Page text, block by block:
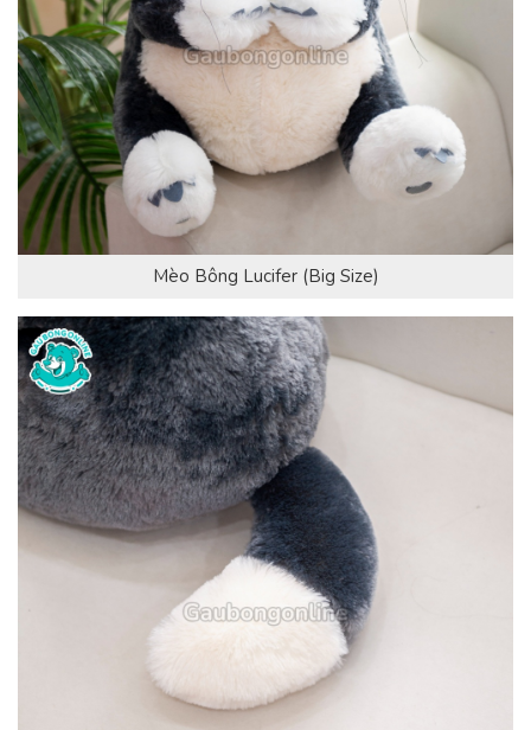
Mèo Bông Lucifer (Big Size)